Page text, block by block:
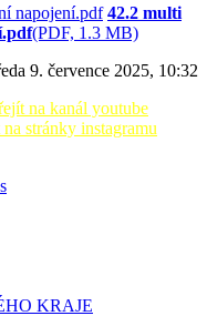
42.2 multi
(PDF, 1.3 MB)
9. července 2025, 10:32
KRAJE